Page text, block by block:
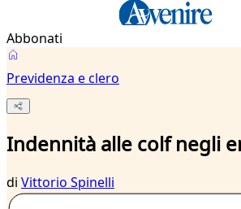
Abbonati
Previdenza e clero
Indennità alle colf negli
di Vittorio Spinelli